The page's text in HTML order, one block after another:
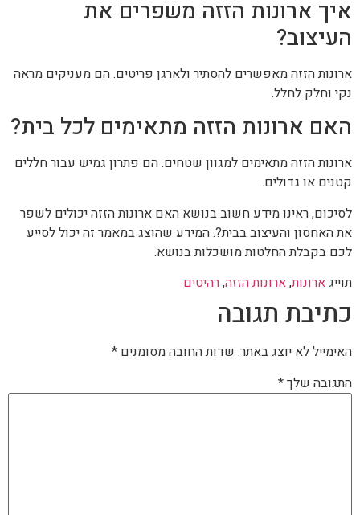
איך ארונות הזזה משפרים את
העיצוב?
ארונות הזזה מאפשרים להסתיר ולארגן פריטים. הם מעניקים מראה
נקי וחלק לחלל.
האם ארונות הזזה מתאימים לכל בית?
ארונות הזזה מתאימים למגוון שטחים. הם פתרון גמיש עבור חללים
קטנים או גדולים.
לסיכום, ראינו מידע חשוב בנושא האם ארונות הזזה יכולים לשפר
את האחסון והעיצוב בבית?. המידע שהוצג במאמר זה יכול לסייע
לכם בקבלת החלטות מושכלות בנושא.
תוייגארונות,ארונות הזזה,רהיטים
כתיבת תגובה
האימייל לא יוצג באתר. שדות החובה מסומנים *
התגובה שלך*